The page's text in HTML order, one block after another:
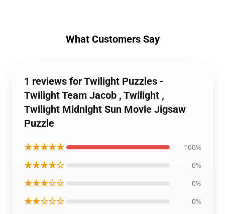
What Customers Say
1 reviews for Twilight Puzzles -
Twilight Team Jacob , Twilight ,
Twilight Midnight Sun Movie Jigsaw
Puzzle
★★★★★ 100%
★★★★☆ 0%
★★★☆☆ 0%
★★☆☆☆ 0%